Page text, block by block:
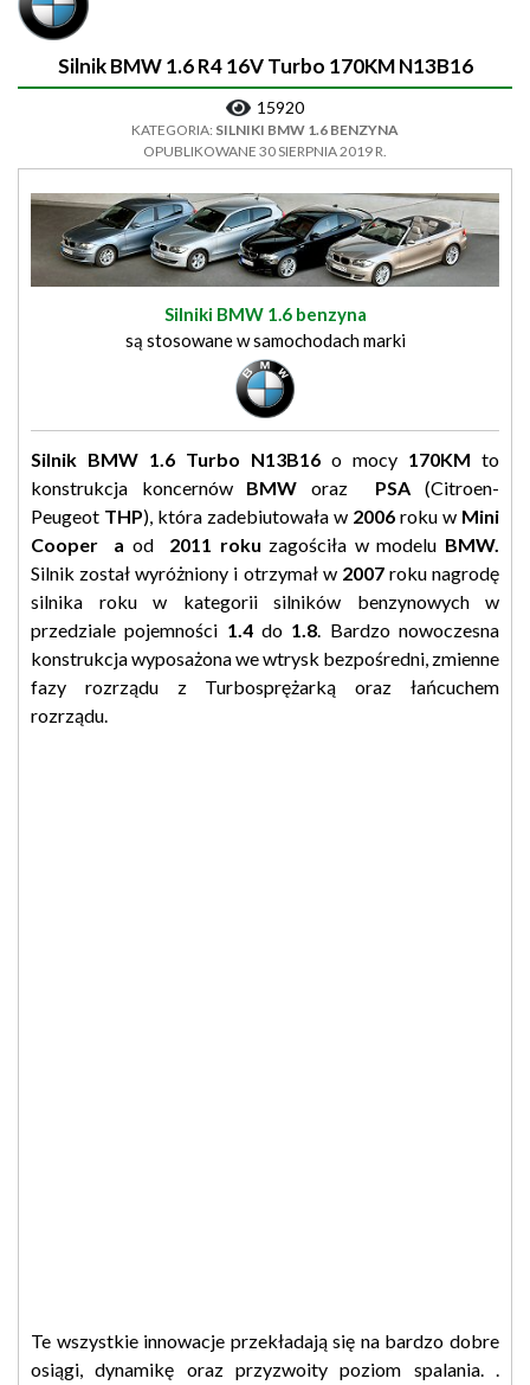
Silnik BMW 1.6 R4 16V Turbo 170KM N13B16
15920
KATEGORIA: SILNIKI BMW 1.6 BENZYNA
OPUBLIKOWANE 30 SIERPNIA 2019 R.
Silniki BMW 1.6 benzyna
są stosowane w samochodach marki
Silnik BMW 1.6 Turbo N13B16 o mocy 170KM to
konstrukcja koncernów BMW oraz PSA (Citroen-
Peugeot THP), która zadebiutowała w 2006 roku w Mini
Cooper a od 2011 roku zagościła w modelu BMW.
Silnik został wyróżniony i otrzymał w 2007roku nagrodę
silnika roku w kategorii silników benzynowych w
przedziale pojemności 1.4do 1.8. Bardzo nowoczesna
konstrukcja wyposażona we wtrysk bezpośredni, zmienne
fazy rozrządu z Turbosprężarką oraz łańcuchem
rozrządu.
Te wszystkie innowacje przekładają się na bardzo dobre
osiągi, dynamikę oraz przyzwoity poziom spalania. .